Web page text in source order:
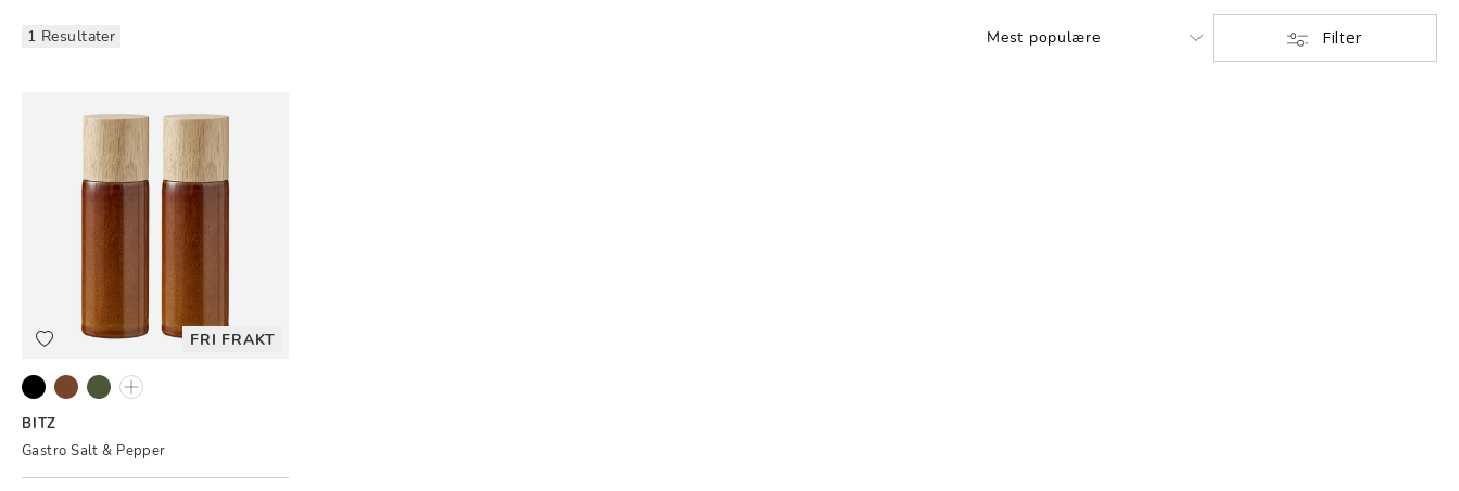
1 Resultater Filter
FRI FRAKT
Matt svart
Amber
BITZ
Gastro Salt & Pepper